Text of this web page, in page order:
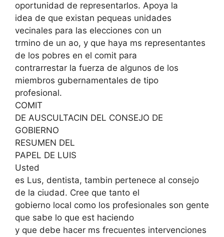
oportunidad de representarlos. Apoya la
idea de que existan pequeas unidades
vecinales para las elecciones con un
trmino de un ao, y que haya ms representantes
de los pobres en el comit para
contrarrestar la fuerza de algunos de los
miembros gubernamentales de tipo
profesional.
COMIT
DE AUSCULTACIN DEL CONSEJO DE
GOBIERNO
RESUMEN DEL
PAPEL DE LUIS
Usted
es Lus, dentista, tambin pertenece al consejo
de la ciudad. Cree que tanto el
gobierno local como los profesionales son gente
que sabe lo que est haciendo
y que debe hacer ms frecuentes intervenciones